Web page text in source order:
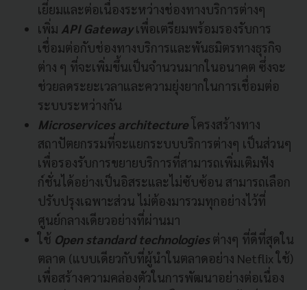
เยี่ยมและต่อเนื่องระหว่างช่องทางบริการต่างๆ
เพิ่ม API Gatewayเพื่อเตรียมพร้อมรองรับการ
เชื่อมต่อกับช่องทางบริการและพันธมิตรทางธุรกิจ
ต่าง ๆ ที่จะเพิ่มขึ้นเป็นจำนวนมากในอนาคต ซึ่งจะ
ช่วยลดระยะเวลาและความยุ่งยากในการเชื่อมต่อ
ระบบระหว่างกัน
Microservices architecture โครงสร้างทาง
สถาปัตยกรรมที่จะแยกระบบบริการต่างๆ เป็นส่วนๆ
เพื่อรองรับการขยายบริการที่สามารถเพิ่มเติมฟัง
ก์ชั่นได้อย่างเป็นอิสระและไม่ซับซ้อน สามารถเลือก
ปรับปรุงเฉพาะส่วน ไม่ต้องมารวมทุกอย่างไว้ที่
ศูนย์กลางเดียวอย่างที่ผ่านมา
ใช้ Open standard technologies ต่างๆ ที่ดีที่สุดใน
ตลาด (แบบเดียวกับที่ผู้นำในตลาดอย่าง Netflix ใช้)
เพื่อสร้างความคล่องตัวในการพัฒนาอย่างต่อเนื่อง